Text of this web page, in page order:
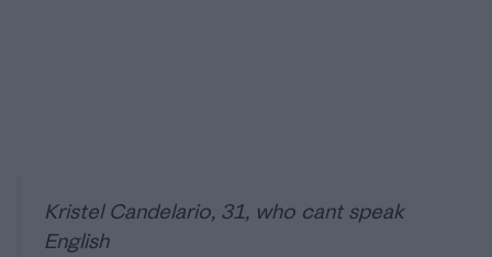
Kristel Candelario, 31, who cant speak
English